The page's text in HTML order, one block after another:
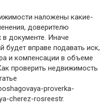
наложены какие-
доверителю
в документе. Иначе
вправе подавать иск,
и компенсации в объеме
проверить недвижимость
proverka-
cherez-rosreestr.